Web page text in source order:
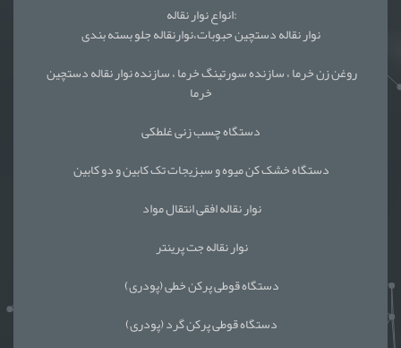
انواع نوار نقاله:
نوار نقاله دستچین حبوبات،نوارنقاله جلو بسته بندی
خرما
دستگاه چسب زنی غلطکی
دستگاه خشک کن میوه و سبزیجات تک کابین و دو کابین
نوار نقاله افقی انتقال مواد
نوار نقاله جت پرینتر
دستگاه قوطی پرکن خطی (پودری)
دستگاه قوطی پرکن گرد (پودری)